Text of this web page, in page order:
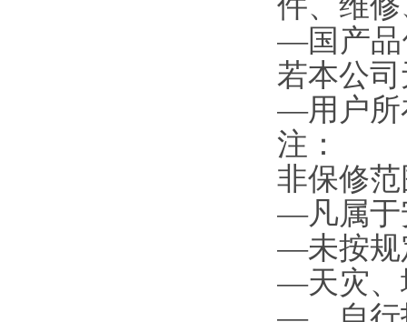
—国产品
若本公司无
—用户所
注：
非保修范围
—凡属于安
—未按规
—天灾